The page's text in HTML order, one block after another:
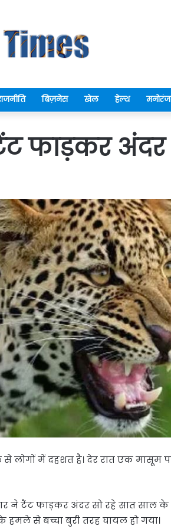
बिज़नेस खेल हेल्थ
फाड़कर अंदर
लोगों में दहशत है। देर रात एक मासूम
ने टैंट फाड़कर अंदर सो रहे सात साल के
हमले से बच्चा बुरी तरह घायल हो गया।